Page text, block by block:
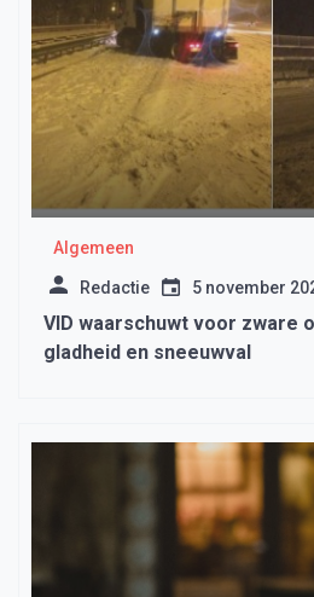
Algemeen
Redactie 5 november
VID waarschuwt voor zware
gladheid en sneeuwval